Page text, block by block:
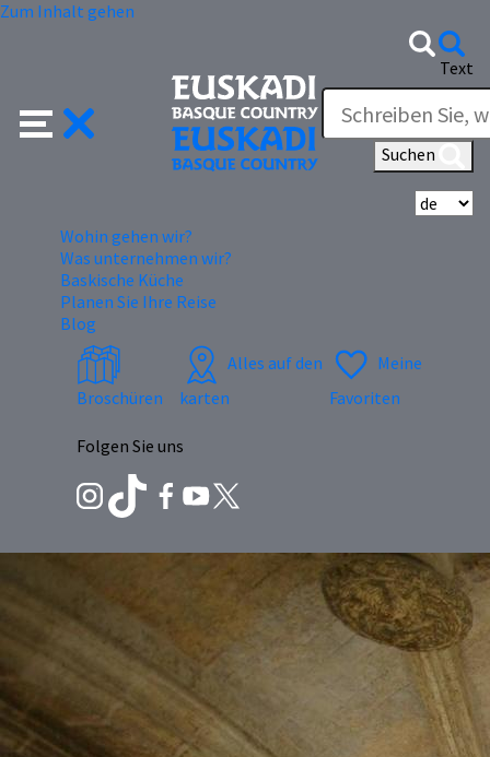
Zum Inhalt gehen
Text
Suchen
Wohin gehen wir?
Was unternehmen wir?
Baskische Küche
Planen Sie Ihre Reise
Blog
Broschüren
Alles auf den
karten
Meine
Favoriten
Folgen Sie uns